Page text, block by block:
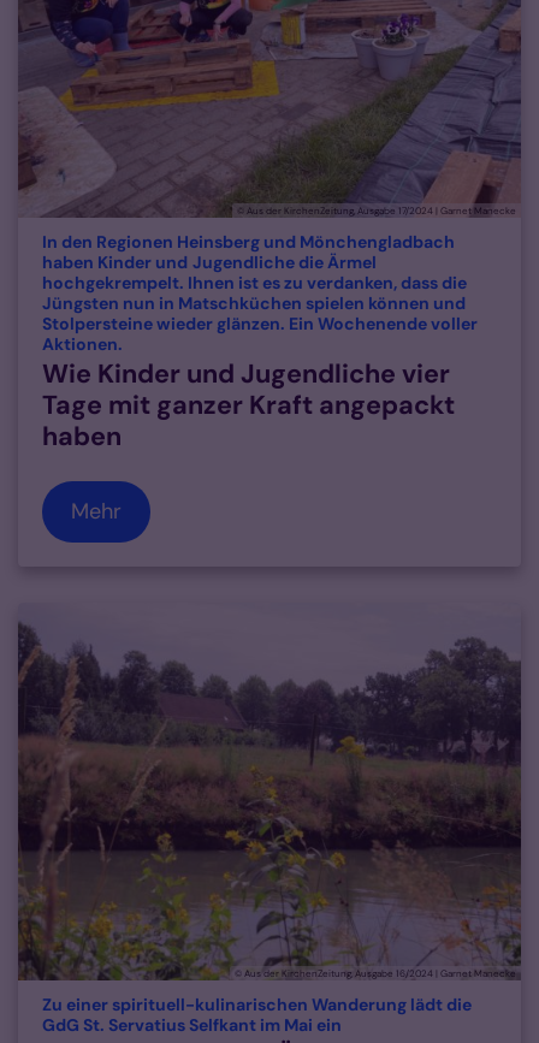
© Aus der KirchenZeitung, Ausgabe 17/2024 | Garnet Manecke
In den Regionen Heinsberg und Mönchengladbach
haben Kinder und Jugendliche die Ärmel
hochgekrempelt. Ihnen ist es zu verdanken, dass die
Jüngsten nun in Matschküchen spielen können und
Stolpersteine wieder glänzen. Ein Wochenende voller
Aktionen.
Wie Kinder und Jugendliche vier
Tage mit ganzer Kraft angepackt
haben
Mehr
© Aus der KirchenZeitung, Ausgabe 16/2024 | Garnet Manecke
Zu einer spirituell-kulinarischen Wanderung lädt die
GdG St. Servatius Selfkant im Mai ein